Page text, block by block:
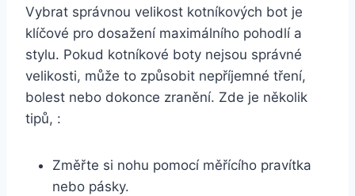
Vybrat správnou velikost kotníkových bot ⁤je
‌klíčové pro dosažení ‍maximálního pohodlí a
stylu. Pokud kotníkové boty nejsou ‍správné
velikosti, ⁣může ⁣to⁤ způsobit ‍nepříjemné tření,
bolest ⁤nebo dokonce zranění. Zde ‌je několik
⁤tipů,​ :
Změřte si nohu pomocí měřícího pravítka
nebo pásky.